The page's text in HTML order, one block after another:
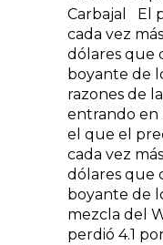
Carbajal El
cada vez
dólares que
boyante de
razones de
entrando en
el que el
cada vez
dólares que
boyante de
mezcla del
perdió 4.1